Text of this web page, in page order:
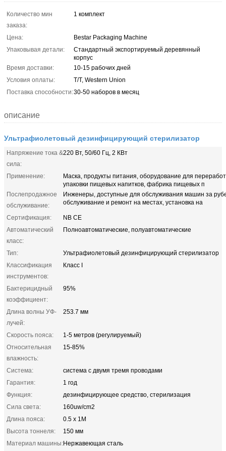
Количество мин
заказа:
1 комплект
Цена:
Bestar Packaging Machine
Упаковывая детали:
Стандартный экспортируемый деревянный
корпус
Время доставки:
10-15 рабочих дней
Условия оплаты:
T/T, Western Union
Поставка способности:30-50 наборов в месяц
описание
Ультрафиолетовый дезинфицирующий стерилизатор
Напряжение тока &
сила:
220 Вт, 50/60 Гц, 2 КВт
Применение:
Маска, продукты питания, оборудование для
упаковки пищевых напитков, фабрика пищевых п
Послепродажное
обслуживание:
Инженеры, доступные для обслуживания машин за
обслуживание и ремонт на местах, установка на
Сертификация:
NB CE
Автоматический
класс:
Полноавтоматические, полуавтоматические
Тип:
Ультрафиолетовый дезинфицирующий стерилизатор
Классификация
инструментов:
Класс I
Бактерицидный
коэффициент:
95%
Длина волны УФ-
лучей:
253.7 мм
Скорость пояса:
1-5 метров (регулируемый)
Относительная
влажность:
15-85%
Система:
система с двумя тремя проводами
Гарантия:
1 год
Функция:
дезинфицирующее средство, стерилизация
Сила света:
160uw/cm2
Длина пояса:
0.5 х 1М
Высота тоннеля:
150 мм
Материал машины:Нержавеющая сталь